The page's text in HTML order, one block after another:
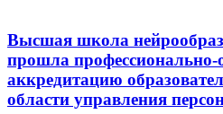
Высшая школа
прошла профессионально-
аккредитацию
области управления